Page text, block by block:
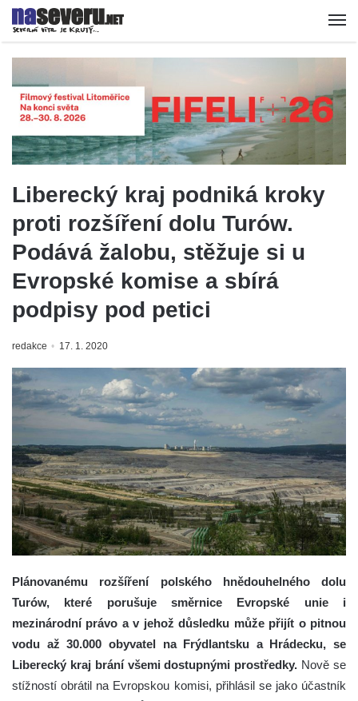
Liberecký kraj podniká kroky
proti rozšíření dolu Turów.
Podává žalobu, stěžuje si u
Evropské komise a sbírá
podpisy pod petici
redakce 17. 1. 2020
Plánovanému rozšíření polského hnědouhelného dolu
Turów, které porušuje směrnice Evropské unie i
mezinárodní právo a v jehož důsledku může přijít o pitnou
vodu až 30.000 obyvatel na Frýdlantsku a Hrádecku, se
Liberecký kraj brání všemi dostupnými prostředky. Nově se
stížností obrátil na Evropskou komisi, přihlásil se jako účastník